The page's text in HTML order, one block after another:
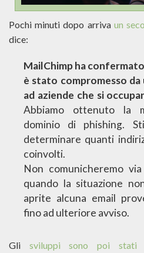
Pochi minuti dopo arriva un
dice:
MailChimp ha
è stato compromesso
ad aziende che si
Abbiamo ottenuto la
dominio di phishing.
determinare quanti
coinvolti.
Non comunicheremo
quando la situazione
aprite alcuna email
fino ad ulteriore avviso.
Gli sviluppi sono poi stati